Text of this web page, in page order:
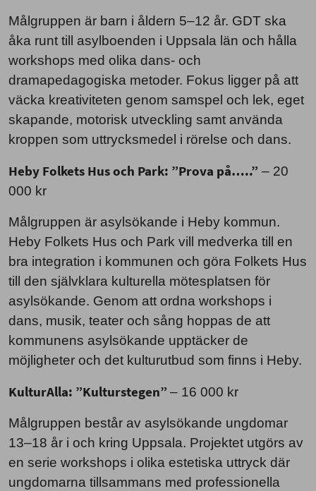
Målgruppen är barn i åldern 5–12 år. GDT ska
åka runt till asylboenden i Uppsala län och hålla
workshops med olika dans- och
dramapedagogiska metoder. Fokus ligger på att
väcka kreativiteten genom samspel och lek, eget
skapande, motorisk utveckling samt använda
kroppen som uttrycksmedel i rörelse och dans.
Heby Folkets Hus och Park: ”Prova på…..” – 20
000 kr
Målgruppen är asylsökande i Heby kommun.
Heby Folkets Hus och Park vill medverka till en
bra integration i kommunen och göra Folkets Hus
till den självklara kulturella mötesplatsen för
asylsökande. Genom att ordna workshops i
dans, musik, teater och sång hoppas de att
kommunens asylsökande upptäcker de
möjligheter och det kulturutbud som finns i Heby.
KulturAlla: ”Kulturstegen” – 16 000 kr
Målgruppen består av asylsökande ungdomar
13–18 år i och kring Uppsala. Projektet utgörs av
en serie workshops i olika estetiska uttryck där
ungdomarna tillsammans med professionella